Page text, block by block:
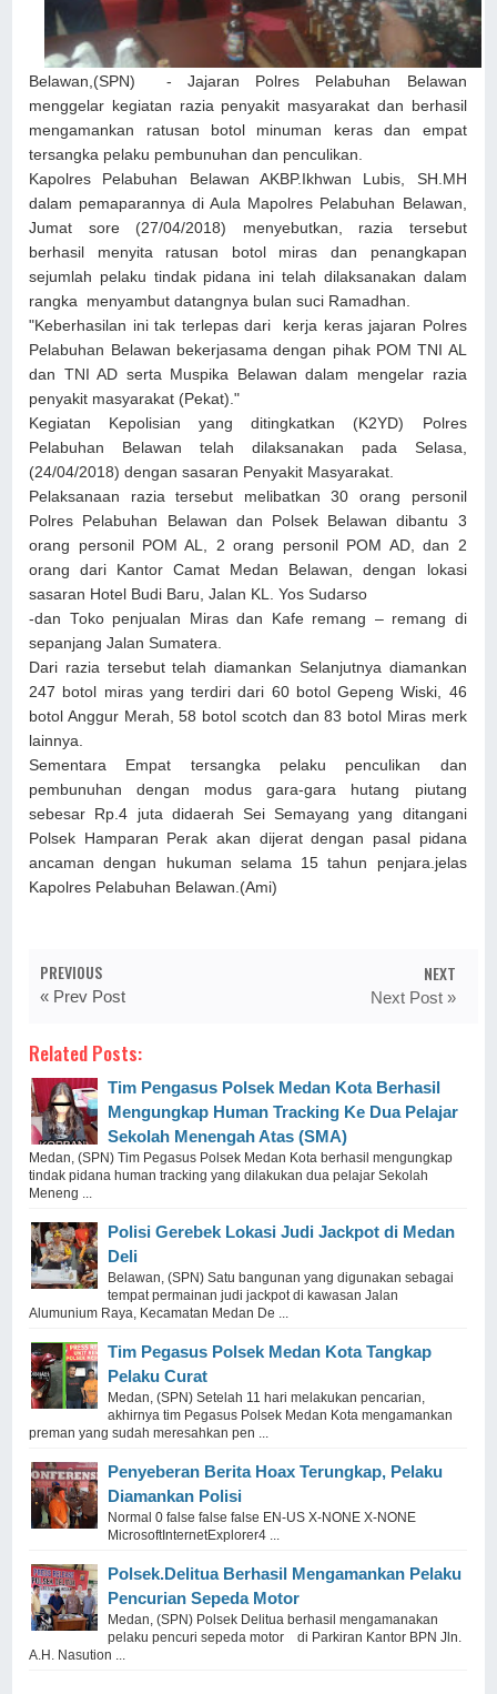
Belawan,(SPN) - Jajaran Polres Pelabuhan Belawan
menggelar kegiatan razia penyakit masyarakat dan berhasil
mengamankan ratusan botol minuman keras dan empat
tersangka pelaku pembunuhan dan penculikan.
Kapolres Pelabuhan Belawan AKBP.Ikhwan Lubis, SH.MH
dalam pemaparannya di Aula Mapolres Pelabuhan Belawan,
Jumat sore (27/04/2018) menyebutkan, razia tersebut
berhasil menyita ratusan botol miras dan penangkapan
sejumlah pelaku tindak pidana ini telah dilaksanakan dalam
rangka menyambut datangnya bulan suci Ramadhan.
"Keberhasilan ini tak terlepas dari kerja keras jajaran Polres
Pelabuhan Belawan bekerjasama dengan pihak POM TNI AL
dan TNI AD serta Muspika Belawan dalam mengelar razia
penyakit masyarakat (Pekat)."
Kegiatan Kepolisian yang ditingkatkan (K2YD) Polres
Pelabuhan Belawan telah dilaksanakan pada Selasa,
(24/04/2018) dengan sasaran Penyakit Masyarakat.
Pelaksanaan razia tersebut melibatkan 30 orang personil
Polres Pelabuhan Belawan dan Polsek Belawan dibantu 3
orang personil POM AL, 2 orang personil POM AD, dan 2
orang dari Kantor Camat Medan Belawan, dengan lokasi
sasaran Hotel Budi Baru, Jalan KL. Yos Sudarso
-dan Toko penjualan Miras dan Kafe remang – remang di
sepanjang Jalan Sumatera.
Dari razia tersebut telah diamankan Selanjutnya diamankan
247 botol miras yang terdiri dari 60 botol Gepeng Wiski, 46
botol Anggur Merah, 58 botol scotch dan 83 botol Miras merk
lainnya.
Sementara Empat tersangka pelaku penculikan dan
pembunuhan dengan modus gara-gara hutang piutang
sebesar Rp.4 juta didaerah Sei Semayang yang ditangani
Polsek Hamparan Perak akan dijerat dengan pasal pidana
ancaman dengan hukuman selama 15 tahun penjara.jelas
Kapolres Pelabuhan Belawan.(Ami)
PREVIOUS
« Prev Post
NEXT
Next Post »
Related Posts:
Tim Pengasus Polsek Medan Kota Berhasil
Mengungkap Human Tracking Ke Dua Pelajar
Sekolah Menengah Atas (SMA)
Medan, (SPN) Tim Pegasus Polsek Medan Kota berhasil mengungkap
tindak pidana human tracking yang dilakukan dua pelajar Sekolah
Meneng ...
Polisi Gerebek Lokasi Judi Jackpot di Medan
Deli
Belawan, (SPN) Satu bangunan yang digunakan sebagai
tempat permainan judi jackpot di kawasan Jalan
Alumunium Raya, Kecamatan Medan De ...
Tim Pegasus Polsek Medan Kota Tangkap
Pelaku Curat
Medan, (SPN) Setelah 11 hari melakukan pencarian,
akhirnya tim Pegasus Polsek Medan Kota mengamankan
preman yang sudah meresahkan pen ...
Penyeberan Berita Hoax Terungkap, Pelaku
Diamankan Polisi
Normal 0 false false false EN-US X-NONE X-NONE
MicrosoftInternetExplorer4 ...
Polsek.Delitua Berhasil Mengamankan Pelaku
Pencurian Sepeda Motor
Medan, (SPN) Polsek Delitua berhasil mengamanakan
pelaku pencuri sepeda motor di Parkiran Kantor BPN Jln.
A.H. Nasution ...